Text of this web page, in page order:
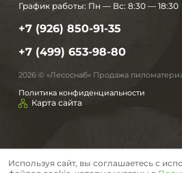
График работы: Пн — Вс: 8:30 — 18:30
+7 (926) 850-91-35
+7 (499) 653-98-80
2026 © «Лесоснаб» Продажа
Политика конфиденциальности
Карта сайта
Используя сайт, вы соглашаетесь с